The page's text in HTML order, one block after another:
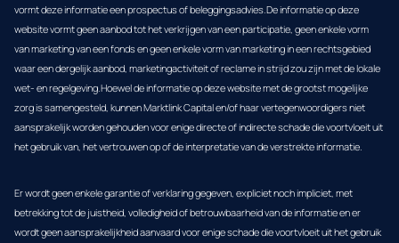
vormt deze informatie een prospectus of beleggingsadvies.De informatie op deze
website vormt geen aanbod tot het verkrijgen van een participatie, geen enkele vorm
van marketing van een fonds en geen enkele vorm van marketing in een rechtsgebied
waar een dergelijk aanbod, marketingactiviteit of reclame in strijd zou zijn met de lokale
wet- en regelgeving.Hoewel de informatie op deze website met de grootst mogelijke
zorg is samengesteld, kunnen Marktlink Capital en/of haar vertegenwoordigers niet
aansprakelijk worden gehouden voor enige directe of indirecte schade die voortvloeit uit
het gebruik van, het vertrouwen op of de interpretatie van de verstrekte informatie.
Er wordt geen enkele garantie of verklaring gegeven, expliciet noch impliciet, met
betrekking tot de juistheid, volledigheid of betrouwbaarheid van de informatie en er
wordt geen aansprakelijkheid aanvaard voor enige schade die voortvloeit uit het gebruik